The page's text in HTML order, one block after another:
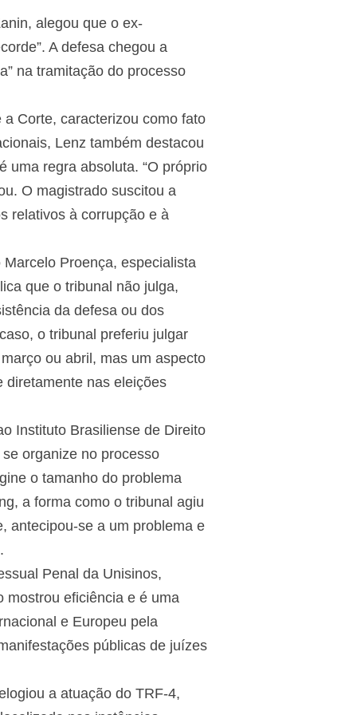
alegou que o ex-
A defesa chegou a
na tramitação do processo
Corte, caracterizou como fato
Lenz também destacou
uma regra absoluta. “O próprio
O magistrado suscitou a
relativos à corrupção e à
Proença, especialista
que o tribunal não julga,
da defesa ou dos
o tribunal preferiu julgar
ou abril, mas um aspecto
diretamente nas eleições
Instituto Brasiliense de Direito
organize no processo
o tamanho do problema
a forma como o tribunal agiu
antecipou-se a um problema e
Penal da Unisinos,
mostrou eficiência e é uma
e Europeu pela
públicas de juízes
a atuação do TRF-4,